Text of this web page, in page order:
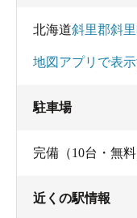
北海道斜里郡斜
地図アプリで表
駐車場
完備（10台・無料
近くの駅情報